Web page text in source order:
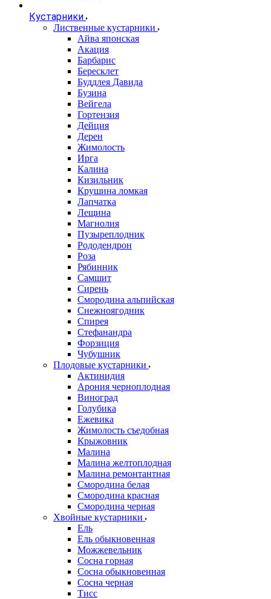
Кустарники
Лиственные кустарники
Айва японская
Акация
Барбарис
Бересклет
Буддлея Давида
Бузина
Вейгела
Гортензия
Дейция
Дерен
Жимолость
Ирга
Калина
Кизильник
Крушина ломкая
Лапчатка
Лещина
Магнолия
Пузыреплодник
Рододендрон
Роза
Рябинник
Самшит
Сирень
Смородина альпийская
Снежноягодник
Спирея
Стефанандра
Форзиция
Чубушник
Плодовые кустарники
Актинидия
Арония черноплодная
Виноград
Голубика
Ежевика
Жимолость съедобная
Крыжовник
Малина
Малина желтоплодная
Малина ремонтантная
Смородина белая
Смородина красная
Смородина черная
Хвойные кустарники
Ель
Ель обыкновенная
Можжевельник
Сосна горная
Сосна обыкновенная
Сосна черная
Тисс